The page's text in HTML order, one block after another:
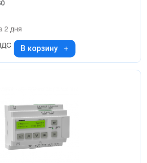
2 дня
В корзину